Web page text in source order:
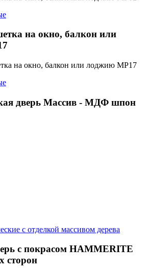
на окно, балкон или
дверь Массив - МДФ шпон
с отделкой массивом дерева
с покрасом HAMMERITE
сторон